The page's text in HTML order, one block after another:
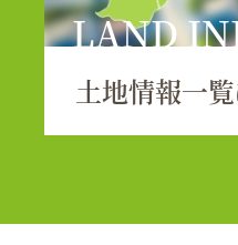
LAND
土地情報一覧